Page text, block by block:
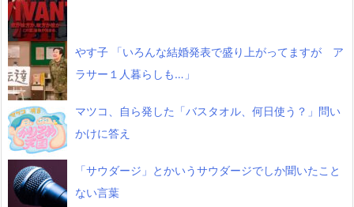
やす子 「いろんな結婚発表で盛り上がってますが ア
ラサー１人暮らしも…」
マツコ、自ら発した「バスタオル、何日使う？」問い
かけに答え
「サウダージ」とかいうサウダージでしか聞いたこと
ない言葉